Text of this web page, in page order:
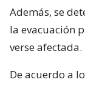
Además, se
la evacuación
verse afectada.
De acuerdo a